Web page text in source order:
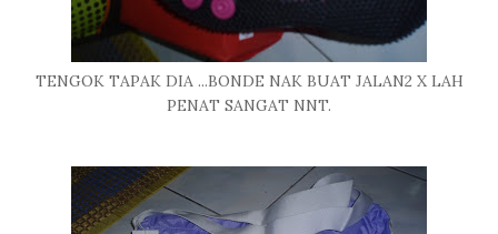
TENGOK TAPAK DIA ...BONDE NAK BUAT JALAN2 X LAH
PENAT SANGAT NNT.